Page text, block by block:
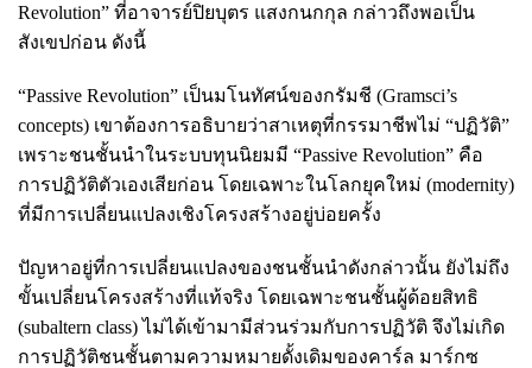
Revolution” ที่อาจารย์ปิยบุตร แสงกนกกุล กล่าวถึงพอเป็น
สังเขปก่อน ดังนี้
“Passive Revolution” เป็นมโนทัศน์ของกรัมชี (Gramsci’s
concepts) เขาต้องการอธิบายว่าสาเหตุที่กรรมาชีพไม่ “ปฏิวัติ”
เพราะชนชั้นนำในระบบทุนนิยมมี “Passive Revolution” คือ
การปฏิวัติตัวเองเสียก่อน โดยเฉพาะในโลกยุคใหม่ (modernity)
ที่มีการเปลี่ยนแปลงเชิงโครงสร้างอยู่บ่อยครั้ง
ปัญหาอยู่ที่การเปลี่ยนแปลงของชนชั้นนำดังกล่าวนั้น ยังไม่ถึง
ขั้นเปลี่ยนโครงสร้างที่แท้จริง โดยเฉพาะชนชั้นผู้ด้อยสิทธิ
(subaltern class) ไม่ได้เข้ามามีส่วนร่วมกับการปฏิวัติ จึงไม่เกิด
การปฏิวัติชนชั้นตามความหมายดั้งเดิมของคาร์ล มาร์กซ